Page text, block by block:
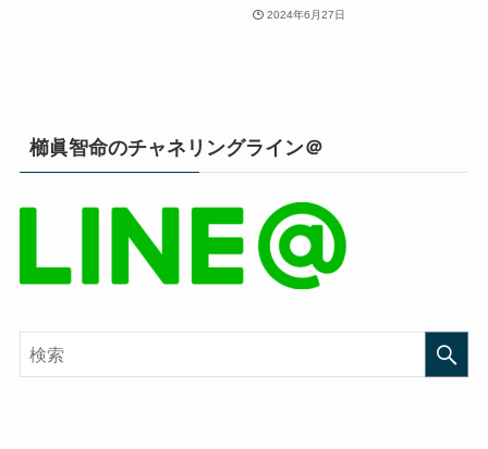
2024年6月27日
櫛眞智命のチャネリングライン＠